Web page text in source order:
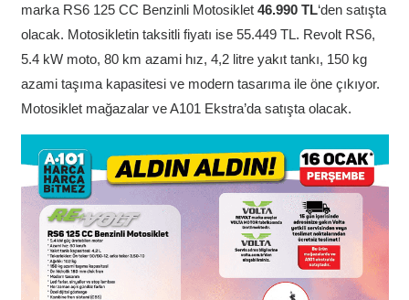
marka RS6 125 CC Benzinli Motosiklet 46.990 TL‘den satışta
olacak. Motosikletin taksitli fiyatı ise 55.449 TL. Revolt RS6,
5.4 kW moto, 80 km azami hız, 4,2 litre yakıt tankı, 150 kg
azami taşıma kapasitesi ve modern tasarıma ile öne çıkıyor.
Motosiklet mağazalar ve A101 Ekstra’da satışta olacak.